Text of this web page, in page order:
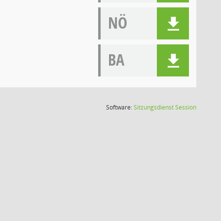
NÖ
BA
Software:SitzungsdienstSession(Wird in